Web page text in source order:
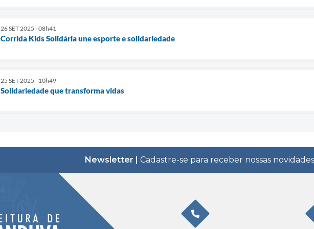
26 SET 2025 - 08h41
Corrida Kids Solidária une esporte e solidariedade
25 SET 2025 - 10h49
Solidariedade que transforma vidas
Newsletter | Cadastre-se para receber nossas novidades